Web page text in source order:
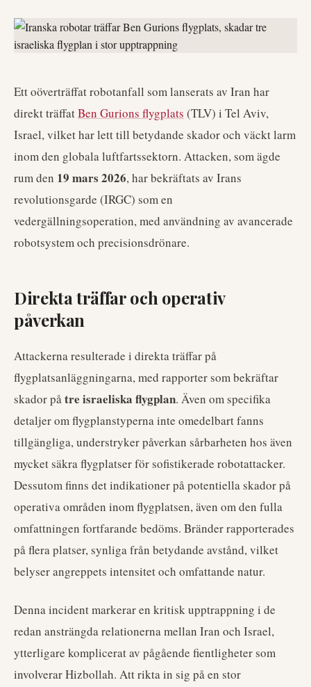
Ett oöverträffat robotanfall som lanserats av Iran har
direkt träffatBen Gurions flygplats (TLV) i Tel Aviv,
Israel, vilket har lett till betydande skador och väckt larm
inom den globala luftfartssektorn. Attacken, som ägde
rum den 19 mars 2026, har bekräftats av Irans
revolutionsgarde (IRGC) som en
vedergällningsoperation, med användning av avancerade
robotsystem och precisionsdrönare.
Direkta träffar och operativ
påverkan
Attackerna resulterade i direkta träffar på
flygplatsanläggningarna, med rapporter som bekräftar
skador påtre israeliska flygplan. Även om specifika
detaljer om flygplanstyperna inte omedelbart fanns
tillgängliga, understryker påverkan sårbarheten hos även
mycket säkra flygplatser för sofistikerade robotattacker.
Dessutom finns det indikationer på potentiella skador på
operativa områden inom flygplatsen, även om den fulla
omfattningen fortfarande bedöms. Bränder rapporterades
på flera platser, synliga från betydande avstånd, vilket
belyser angreppets intensitet och omfattande natur.
Denna incident markerar en kritisk upptrappning i de
redan ansträngda relationerna mellan Iran och Israel,
ytterligare komplicerat av pågående fientligheter som
involverar Hizbollah. Att rikta in sig på en stor